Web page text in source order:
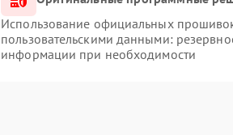
Использование официальных
пользовательскими данными:
информации при необходимости